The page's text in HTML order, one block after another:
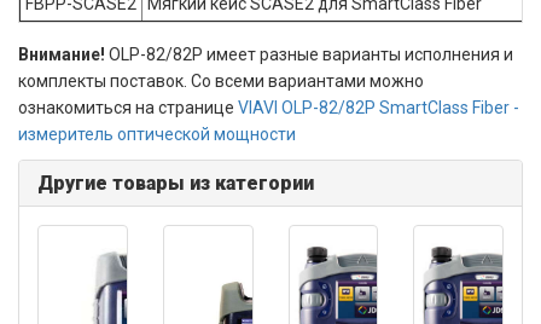
FBPP-SCASE2
Мягкий кейс SCASE2 для SmartClass Fiber
Внимание! OLP-82/82P имеет разные варианты исполнения и
комплекты поставок. Со всеми вариантами можно
ознакомиться на странице VIAVI OLP-82/82P SmartClass Fiber -
измеритель оптической мощности
Другие товары из категории